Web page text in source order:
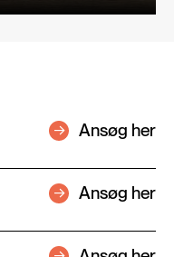
Ansøg her
Ansøg her